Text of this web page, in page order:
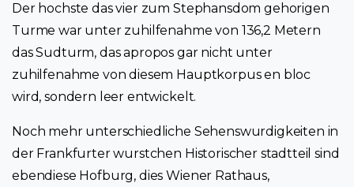
Der hochste das vier zum Stephansdom gehorigen
Turme war unter zuhilfenahme von 136,2 Metern
das Sudturm, das apropos gar nicht unter
zuhilfenahme von diesem Hauptkorpus en bloc
wird, sondern leer entwickelt.
Noch mehr unterschiedliche Sehenswurdigkeiten in
der Frankfurter wurstchen Historischer stadtteil sind
ebendiese Hofburg, dies Wiener Rathaus,